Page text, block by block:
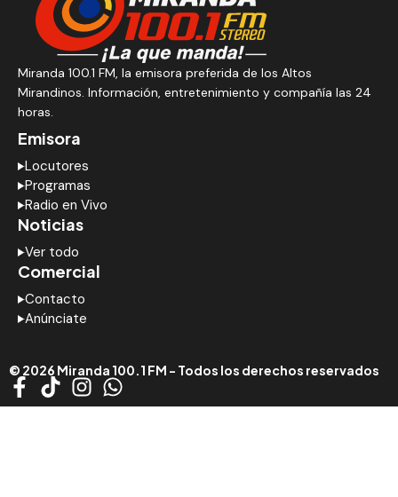
Miranda 100.1 FM, la emisora preferida de los Altos
Mirandinos. Información, entretenimiento y compañía las 24
horas.
Emisora
Locutores
Programas
Radio en Vivo
Noticias
Ver todo
Comercial
Contacto
Anúnciate
© 2026 Miranda 100.1 FM - Todos los derechos reservados